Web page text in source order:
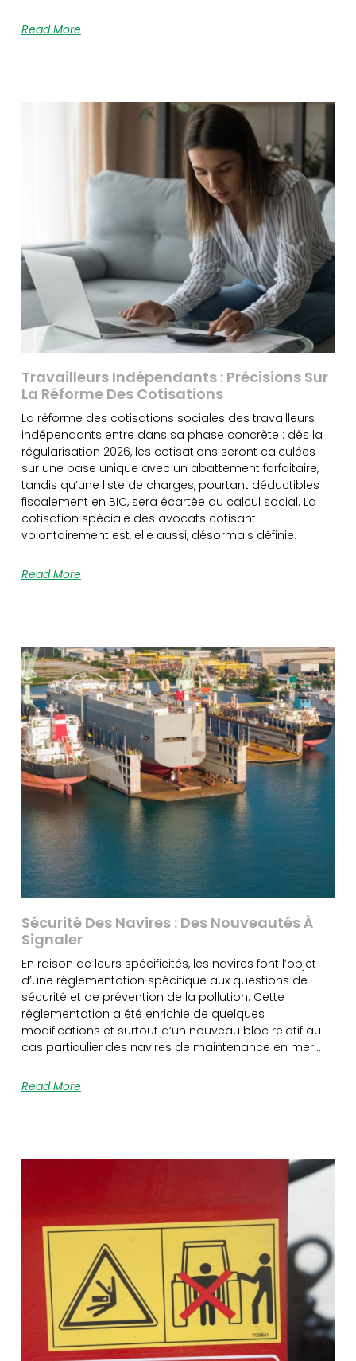
Read More
Travailleurs Indépendants : Précisions Sur
La Réforme Des Cotisations
La réforme des cotisations sociales des travailleurs
indépendants entre dans sa phase concrète : dès la
régularisation 2026, les cotisations seront calculées
sur une base unique avec un abattement forfaitaire,
tandis qu’une liste de charges, pourtant déductibles
fiscalement en BIC, sera écartée du calcul social. La
cotisation spéciale des avocats cotisant
volontairement est, elle aussi, désormais définie.
Read More
Sécurité Des Navires : Des Nouveautés À
Signaler
En raison de leurs spécificités, les navires font l’objet
d’une réglementation spécifique aux questions de
sécurité et de prévention de la pollution. Cette
réglementation a été enrichie de quelques
modifications et surtout d’un nouveau bloc relatif au
cas particulier des navires de maintenance en mer…
Read More